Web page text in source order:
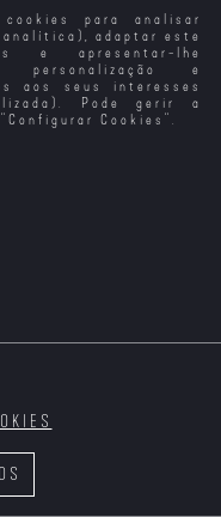
para analisar
adaptar este
e apresentar-lhe
personalização e
aos seus interesses
Pode gerir a
Configurar Cookies ".
A Grande Cidade